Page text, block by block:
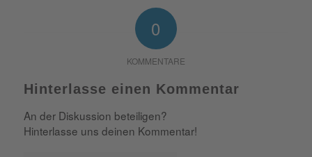
0
KOMMENTARE
Hinterlasse einen Kommentar
An der Diskussion beteiligen?
Hinterlasse uns deinen Kommentar!